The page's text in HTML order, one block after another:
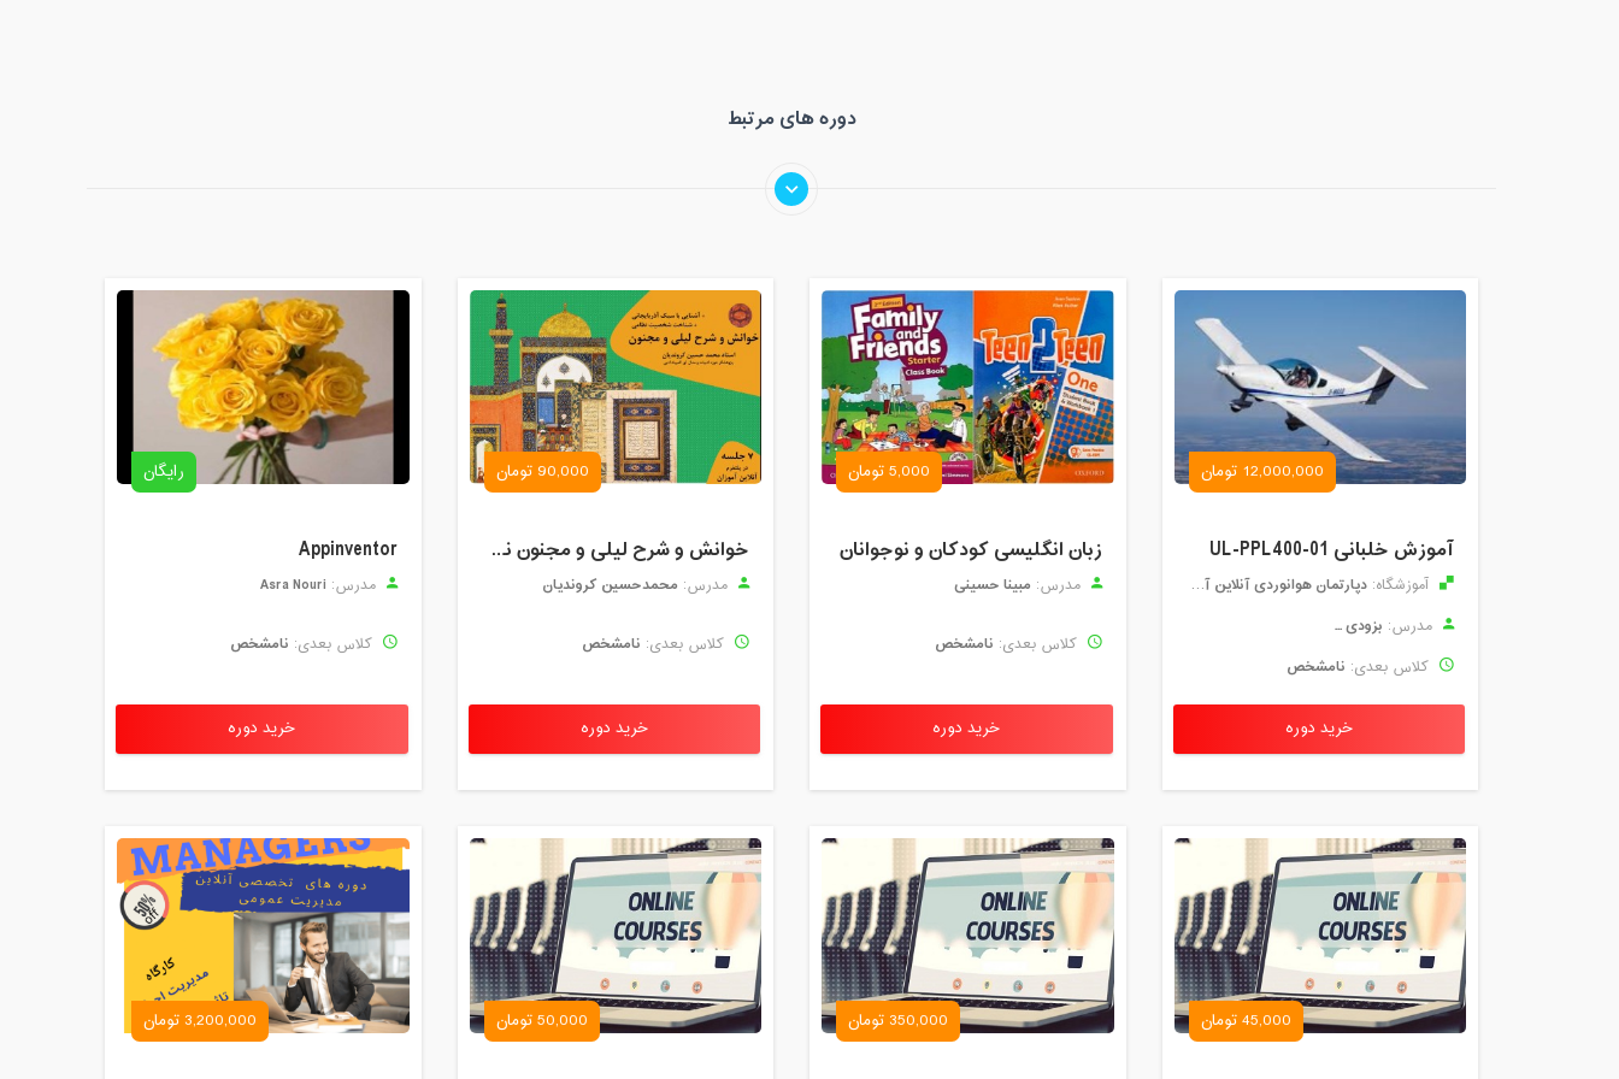
دوره های مرتبط
12,000,000 تومان
آموزش خلبانی UL-PPL400-01
آموزشگاه: دپارتمان هوانوردی آنلاین آموزان
مدرس: بزودی ...
کلاس بعدی: نامشخص
خرید دوره
5,000 تومان
زبان انگلیسی کودکان و نوجوانان
مدرس: مبینا حسینی
کلاس بعدی: نامشخص
خرید دوره
90,000 تومان
خوانش و شرح لیلی و مجنون نظامی
مدرس: محمدحسین کروندیان
کلاس بعدی: نامشخص
خرید دوره
رایگان
Appinventor
مدرس: Asra Nouri
کلاس بعدی: نامشخص
خرید دوره
45,000 تومان 350,000 تومان 50,000 تومان 3,200,000 تومان